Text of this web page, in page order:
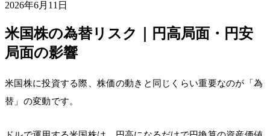
2026年6月11日
米国株の為替リスク｜円高局面・円安
局面の影響
米国株に投資する際、株価の動きと同じくらい重要なのが「為
替」の変動です。